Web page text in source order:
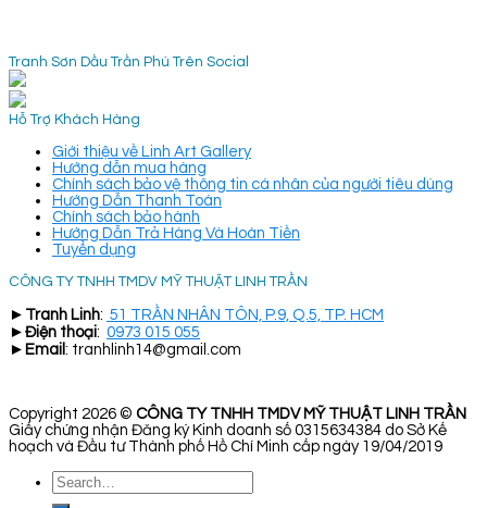
Tranh Sơn Dầu Trần Phú Trên Social
Hỗ Trợ Khách Hàng
Giới thiệu về Linh Art Gallery
Hướng dẫn mua hàng
Chính sách bảo vệ thông tin cá nhân của người tiêu dùng
Hướng Dẫn Thanh Toán
Chính sách bảo hành
Hướng Dẫn Trả Hàng Và Hoàn Tiền
Tuyển dụng
CÔNG TY TNHH TMDV MỸ THUẬT LINH TRẦN
► Tranh Linh: 51 TRẦN NHÂN TÔN, P.9, Q.5, TP. HCM
► Điện thoại: 0973 015 055
► Email : tranhlinh14@gmail.com
Copyright 2026 © CÔNG TY TNHH TMDV MỸ THUẬT LINH TRẦN
Giấy chứng nhận Đăng ký Kinh doanh số 0315634384 do Sở Kế
hoạch và Đầu tư Thành phố Hồ Chí Minh cấp ngày 19/04/2019
Search
for: